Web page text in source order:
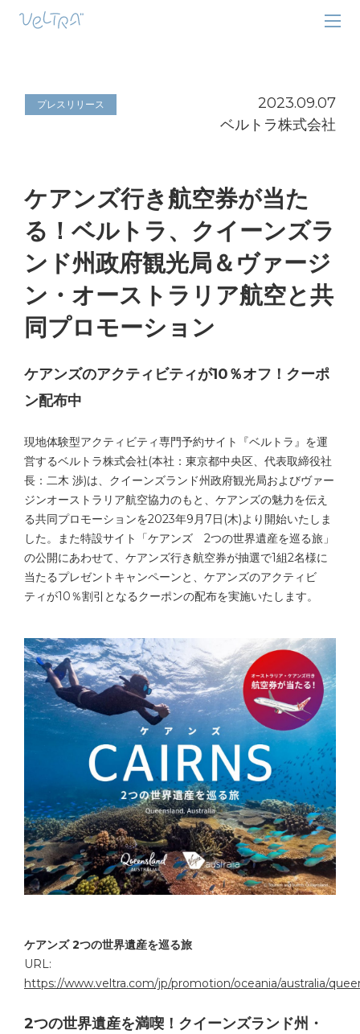
プレスリリース
2023.09.07
ベルトラ株式会社
ケアンズ行き航空券が当た
る！ベルトラ、クイーンズラ
ンド州政府観光局＆ヴァージ
ン・オーストラリア航空と共
同プロモーション
ケアンズのアクティビティが10％オフ！クーポ
ン配布中
現地体験型アクティビティ専門予約サイト『ベルトラ』を運
営するベルトラ株式会社(本社：東京都中央区、代表取締役社
長：二木 渉)は、クイーンズランド州政府観光局およびヴァー
ジンオーストラリア航空協力のもと、ケアンズの魅力を伝え
る共同プロモーションを2023年9月7日(木)より開始いたしま
した。また特設サイト「ケアンズ 2つの世界遺産を巡る旅」
の公開にあわせて、ケアンズ行き航空券が抽選で1組2名様に
当たるプレゼントキャンペーンと、ケアンズのアクティビ
ティが10％割引となるクーポンの配布を実施いたします。
ケアンズ 2つの世界遺産を巡る旅
URL:
https://www.veltra.com/jp/promotion/oceania/australia/
2つの世界遺産を満喫！クイーンズランド州・